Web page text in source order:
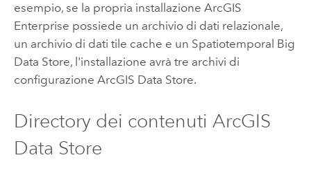
esempio, se la propria installazione ArcGIS
Enterprise possiede un archivio di dati relazionale,
un archivio di dati tile cache e un Spatiotemporal Big
Data Store, l'installazione avrà tre archivi di
configurazione ArcGIS Data Store.
Directory dei contenuti ArcGIS
Data Store